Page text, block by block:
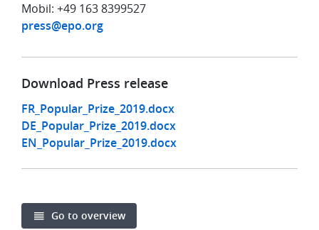
Mobil: +49 163 8399527
press@epo.org
Download Press release
FR_Popular_Prize_2019.docx
DE_Popular_Prize_2019.docx
EN_Popular_Prize_2019.docx
Go to overview